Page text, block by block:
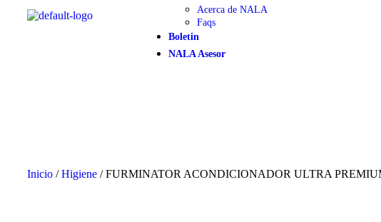
Acerca de NALA
Faqs
Boletin
NALA Asesor
Inicio /Higiene / FURMINATOR ACONDICIONADOR ULTRA